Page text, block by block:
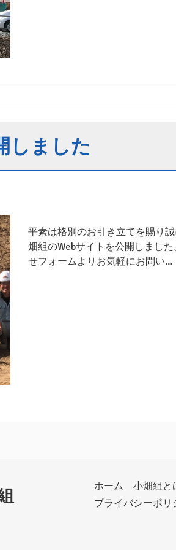
しました
平素は格別のお引き立てを賜り
畑組のWebサイトを公開しまし
せフォームよりお気軽にお問い…
ホーム 小畑組と
プライバシーポリ